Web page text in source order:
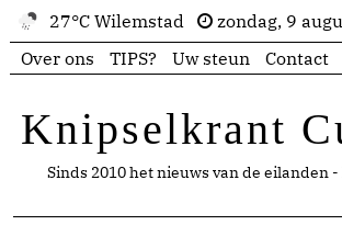
27°C Wilemstad
zondag, 9
Over ons
TIPS? Uw steun Contact
Knipselkrant
Sinds 2010 het nieuws van de eilanden